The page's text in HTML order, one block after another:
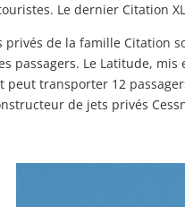
Le dernier Citation
privés de la famille Citation
passagers. Le Latitude,
peut transporter 12
de jets privés